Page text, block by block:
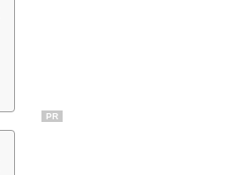
PR